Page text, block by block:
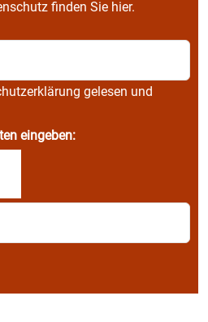
finden Sie hier.
gelesen und
eingeben: